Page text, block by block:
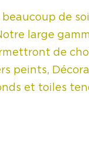
beaucoup de
large
de
peints,
et toiles